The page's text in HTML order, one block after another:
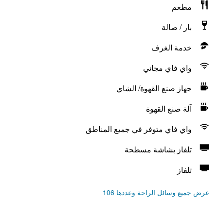
مطعم
بار / صالة
خدمة الغرف
واي فاي مجاني
جهاز صنع القهوة/ الشاي
آلة صنع القهوة
واي فاي متوفر في جميع المناطق
تلفاز بشاشة مسطحة
تلفاز
عرض جميع وسائل الراحة وعددها 106